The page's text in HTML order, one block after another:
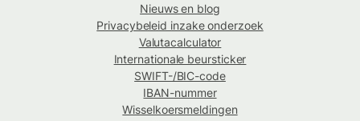
Nieuws en blog
Privacybeleid inzake onderzoek
Valutacalculator
Internationale beursticker
SWIFT-/BIC-code
IBAN-nummer
Wisselkoersmeldingen